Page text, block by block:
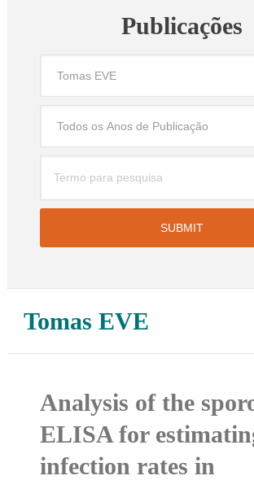
Publicações
Tomas EVE
Analysis of the
ELISA for
infection rates in